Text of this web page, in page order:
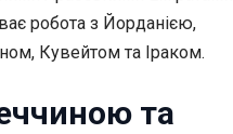
робота з Йорданією,
Кувейтом та Іраком.
та